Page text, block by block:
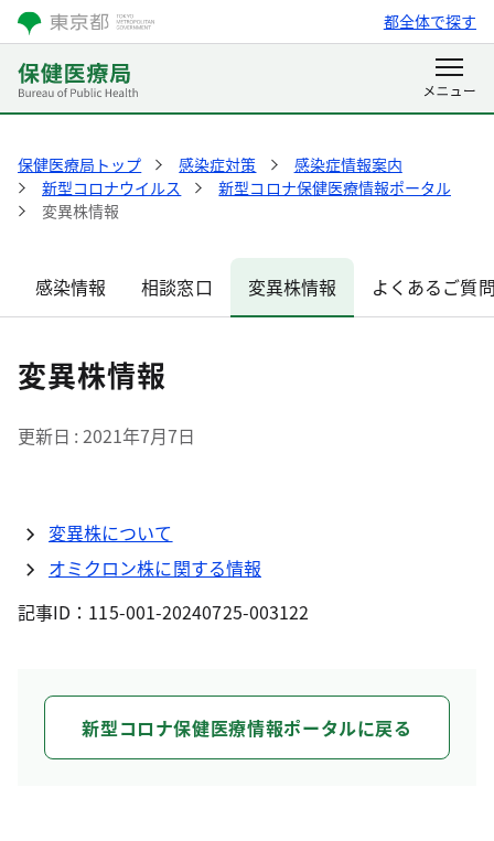
都全体で探す
保健医療局トップ 感染症対策
感染症情報案内
新型コロナウイルス
新型コロナ保健医療情報ポータル
変異株情報
感染情報 相談窓口 変異株情報 よくあるご質
変異株情報
更新日 2021年7月7日
変異株について
オミクロン株に関する情報
記事ID：115-001-20240725-003122
新型コロナ保健医療情報ポータルに戻る